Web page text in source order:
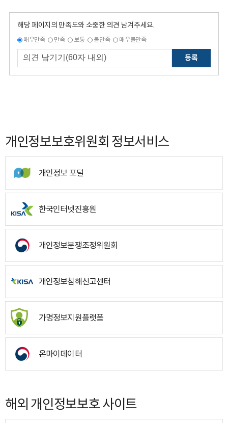
해당 페이지의 만족도와 소중한 의견 남겨주세요.
매우만족 만족 보통 불만족 매우불만족
등록
개인정보보호위원회 정보서비스
개인정보 포털
한국인터넷진흥원
개인정보분쟁조정위원회
개인정보침해신고센터
가명정보지원플랫폼
온마이데이터
해외 개인정보보호 사이트